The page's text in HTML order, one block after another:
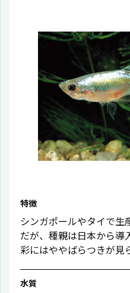
特徴
シンガポールやタイで生
だが、種親は日本から導
彩にはややばらつきが見
水質